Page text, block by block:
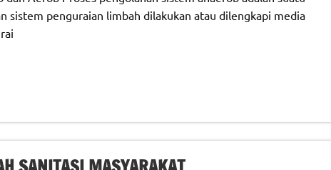
sistem penguraian limbah dilakukan atau dilengkapi media